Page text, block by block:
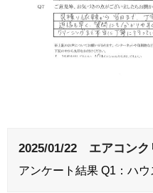
2025/01/22 エアコン
アンケート結果 Q1：ハ